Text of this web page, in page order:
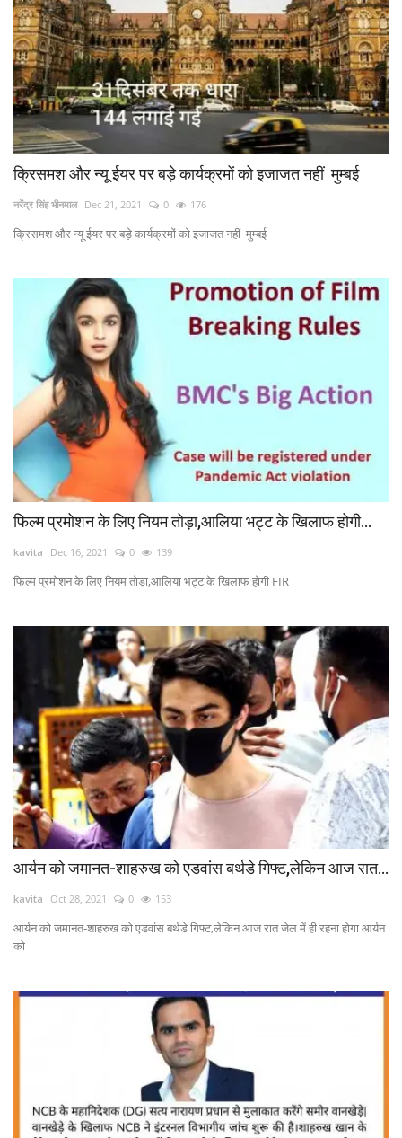
क्रिसमश और न्यू ईयर पर बड़े कार्यक्रमों को इजाजत नहीं मुम्बई
नरेंद्र सिंह भीनमाल Dec 21, 2021 0 176
क्रिसमश और न्यू ईयर पर बड़े कार्यक्रमों को इजाजत नहीं मुम्बई
फिल्म प्रमोशन के लिए नियम तोड़ा,आलिया भट्ट के खिलाफ होगी...
kavita Dec 16, 2021 0 139
फिल्म प्रमोशन के लिए नियम तोड़ा,आलिया भट्ट के खिलाफ होगी FIR
आर्यन को जमानत-शाहरुख को एडवांस बर्थडे गिफ्ट,लेकिन आज रात...
kavita Oct 28, 2021 0 153
आर्यन को जमानत-शाहरुख को एडवांस बर्थडे गिफ्ट,लेकिन आज रात जेल में ही रहना होगा आर्यन
को